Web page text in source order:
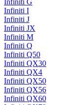
Infiniti G
Infiniti I
Infiniti J
Infiniti JX
Infiniti M
Infiniti Q
Infiniti Q50
Infiniti QX30
Infiniti QX4
Infiniti QX50
Infiniti QX56
Infiniti QX60